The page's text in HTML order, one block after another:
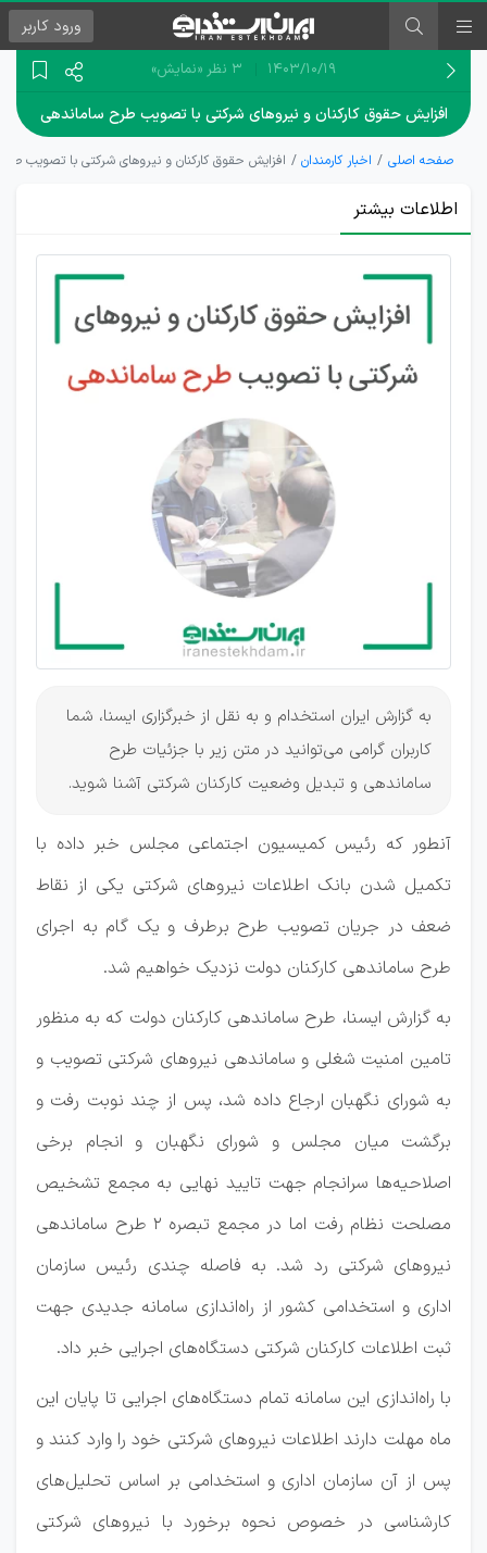
ورود کاربر
۱۴۰۳/۱۰/۱۹ 3 نظر «نمایش»
افزایش حقوق کارکنان و نیروهای شرکتی با تصویب طرح ساماندهی
صفحه اصلی اخبار کارمندان افزایش حقوق کارکنان و نیروهای شرکتی با تصویب
اطلاعات بیشتر
تصویب
طرح
ساماندهی
و تبدیل
واسطه‌
به گزارش ایران استخدام و به نقل از خبرگزاری ایسنا، شما
کاربران گرامی می‌توانید در متن زیر با جزئیات طرح
ساماندهی و تبدیل وضعیت کارکنان شرکتی آشنا شوید.
آنطور که رئیس کمیسیون اجتماعی مجلس خبر داده با
تکمیل شدن بانک اطلاعات نیروهای شرکتی یکی از نقاط
ضعف در جریان تصویب طرح برطرف و یک گام به اجرای
طرح ساماندهی کارکنان دولت نزدیک خواهیم شد.
به گزارش ایسنا، طرح ساماندهی کارکنان دولت که به منظور
تامین امنیت شغلی و ساماندهی نیروهای شرکتی تصویب و
به شورای نگهبان ارجاع داده شد، پس از چند نوبت رفت و
برگشت میان مجلس و شورای نگهبان و انجام برخی
اصلاحیه‌ها سرانجام جهت تایید نهایی به مجمع تشخیص
مصلحت نظام رفت اما در مجمع تبصره ۲ طرح ساماندهی
نیروهای شرکتی رد شد. به فاصله چندی رئیس سازمان
اداری و استخدامی کشور از راه‌اندازی سامانه‌ جدیدی جهت
ثبت اطلاعات کارکنان شرکتی دستگاه‌های اجرایی خبر داد.
با راه‌اندازی این سامانه تمام دستگاه‌های اجرایی تا پایان این
ماه مهلت دارند اطلاعات نیروهای شرکتی خود را وارد کنند و
پس از آن سازمان اداری و استخدامی بر اساس تحلیل‌های
کارشناسی در خصوص نحوه برخورد با نیروهای شرکتی